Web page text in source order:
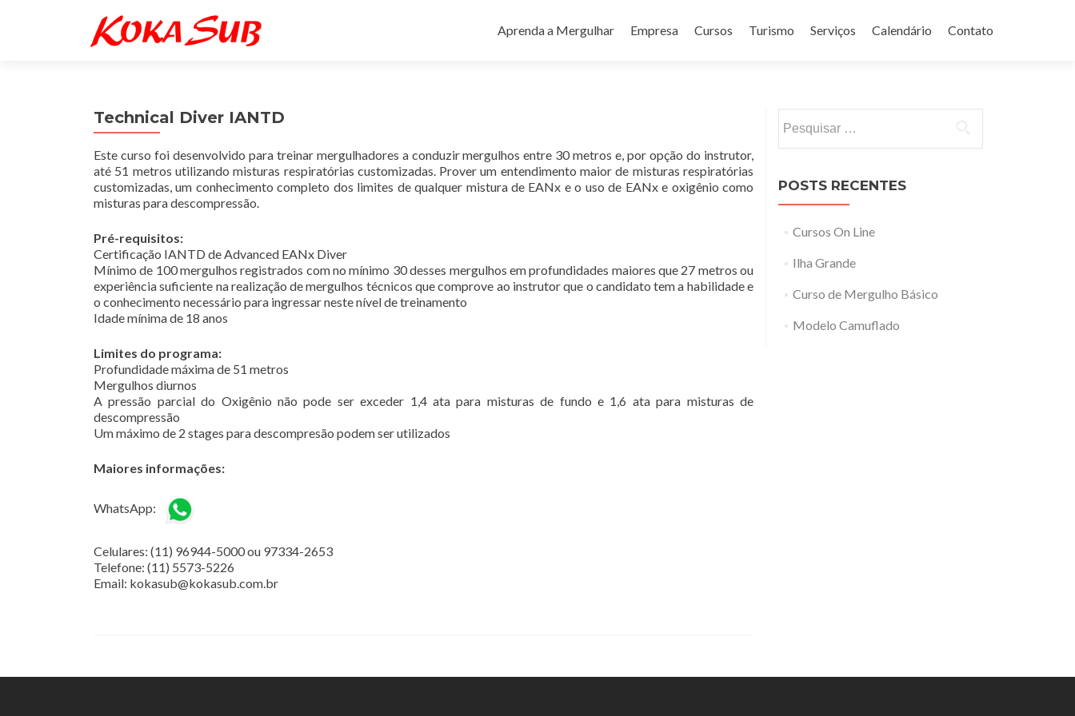
para
Aprenda a Mergulhar Empresa Cursos Turismo Serviços Calendário Contato
Technical Diver IANTD
Este curso foi desenvolvido para treinar mergulhadores a conduzir mergulhos entre 30 metros e, por opção do instrutor,
até 51 metros utilizando misturas respiratórias customizadas. Prover um entendimento maior de misturas respiratórias
customizadas, um conhecimento completo dos limites de qualquer mistura de EANx e o uso de EANx e oxigênio como
misturas para descompressão.
Pré-requisitos:
Certificação IANTD de Advanced EANx Diver
Mínimo de 100 mergulhos registrados com no mínimo 30 desses mergulhos em profundidades maiores que 27 metros ou
experiência suficiente na realização de mergulhos técnicos que comprove ao instrutor que o candidato tem a habilidade e
o conhecimento necessário para ingressar neste nível de treinamento
Idade mínima de 18 anos
Limites do programa:
Profundidade máxima de 51 metros
Mergulhos diurnos
A pressão parcial do Oxigênio não pode ser exceder 1,4 ata para misturas de fundo e 1,6 ata para misturas de
descompressão
Um máximo de 2 stages para descompresão podem ser utilizados
Maiores informações:
WhatsApp:
Celulares: (11) 96944-5000 ou 97334-2653
Telefone: (11) 5573-5226
Email: kokasub@kokasub.com.br
por:
POSTS RECENTES
Cursos On Line
Ilha Grande
Curso de Mergulho Básico
Modelo Camuflado